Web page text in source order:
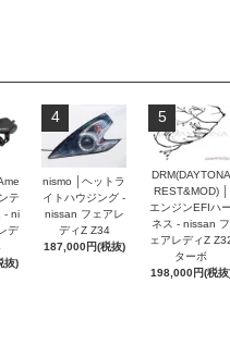
テ
- ni
デ
抜)
4
nismo │ヘットラ
イトハウジング -
nissan フェアレ
ディZ Z34
187,000円(税抜)
5
DRM(DAYTONA
REST&MOD) │
エンジンEFIハー
ネス - nissan フ
ェアレディZ
ターボ
198,000円(税抜